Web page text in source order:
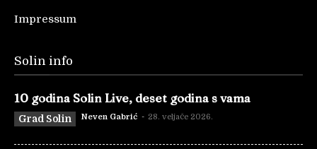
Impressum
Solin info
10 godina Solin Live, deset godina s vama
Grad Solin Neven Gabrić - 28. veljače 2026.